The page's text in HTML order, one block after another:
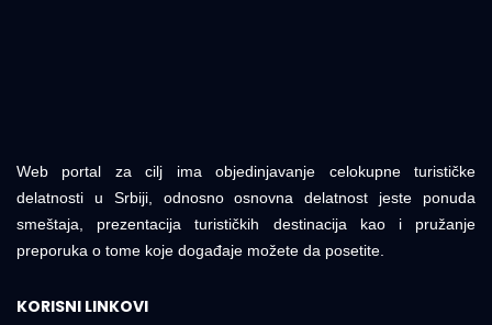
Web portal za cilj ima objedinjavanje celokupne turističke
delatnosti u Srbiji, odnosno osnovna delatnost jeste ponuda
smeštaja, prezentacija turističkih destinacija kao i pružanje
preporuka o tome koje događaje možete da posetite.
KORISNI LINKOVI